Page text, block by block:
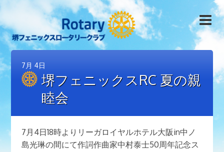
7月 4日
堺フェニックスRC 夏の親
睦会
7月4日18時よりリーガロイヤルホテル大阪in中ノ
島光琳の間にて作詞作曲家中村泰士50周年記念ス